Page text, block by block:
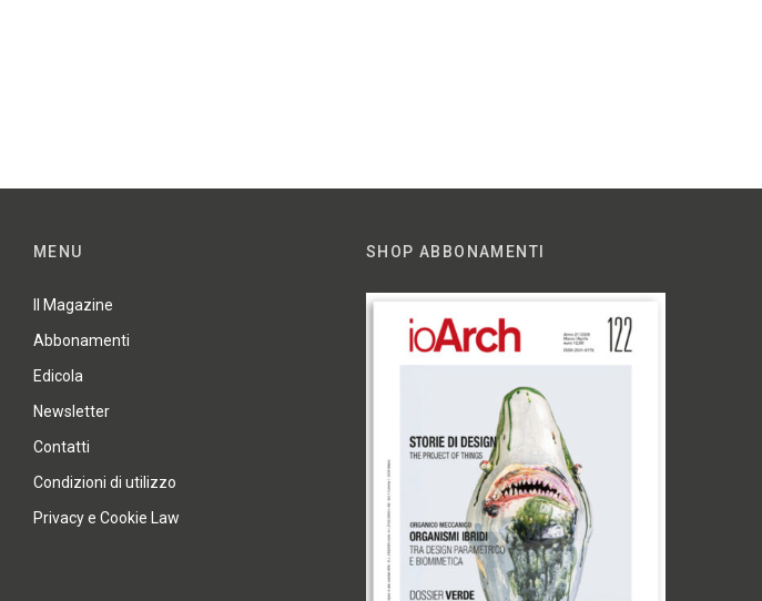
MENU
Il Magazine
Abbonamenti
Edicola
Newsletter
Contatti
Condizioni di utilizzo
Privacy e Cookie Law
SHOP ABBONAMENTI